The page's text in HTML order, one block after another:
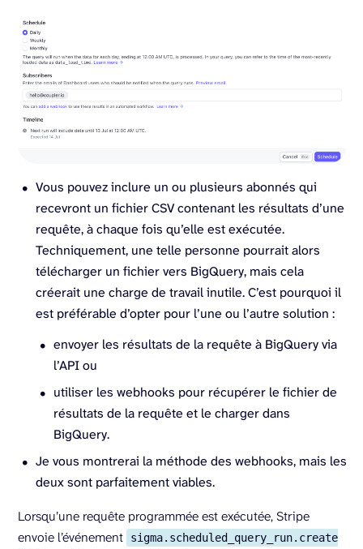
Vous pouvez inclure un ou plusieurs abonnés qui
recevront un fichier CSV contenant les résultats d’une
requête, à chaque fois qu’elle est exécutée.
Techniquement, une telle personne pourrait alors
télécharger un fichier vers BigQuery, mais cela
créerait une charge de travail inutile. C’est pourquoi il
est préférable d’opter pour l’une ou l’autre solution :
envoyer les résultats de la requête à BigQuery via
l’API ou
utiliser les webhooks pour récupérer le fichier de
résultats de la requête et le charger dans
BigQuery.
Je vous montrerai la méthode des webhooks, mais les
deux sont parfaitement viables.
Lorsqu’une requête programmée est exécutée, Stripe
envoie l’événement
sigma.scheduled_query_run.create